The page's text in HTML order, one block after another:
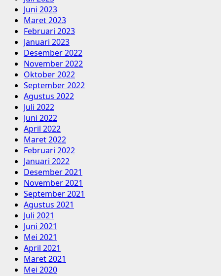
Juni 2023
Maret 2023
Februari 2023
Januari 2023
Desember 2022
November 2022
Oktober 2022
September 2022
Agustus 2022
Juli 2022
Juni 2022
April 2022
Maret 2022
Februari 2022
Januari 2022
Desember 2021
November 2021
September 2021
Agustus 2021
Juli 2021
Juni 2021
Mei 2021
April 2021
Maret 2021
Mei 2020